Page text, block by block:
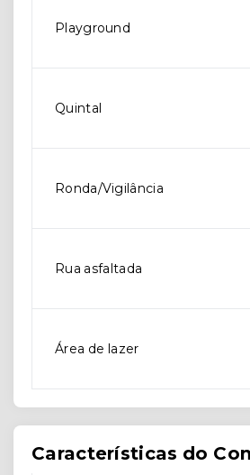
Playground
Quintal
Ronda/Vigilância
Rua asfaltada
Área de lazer
Características do